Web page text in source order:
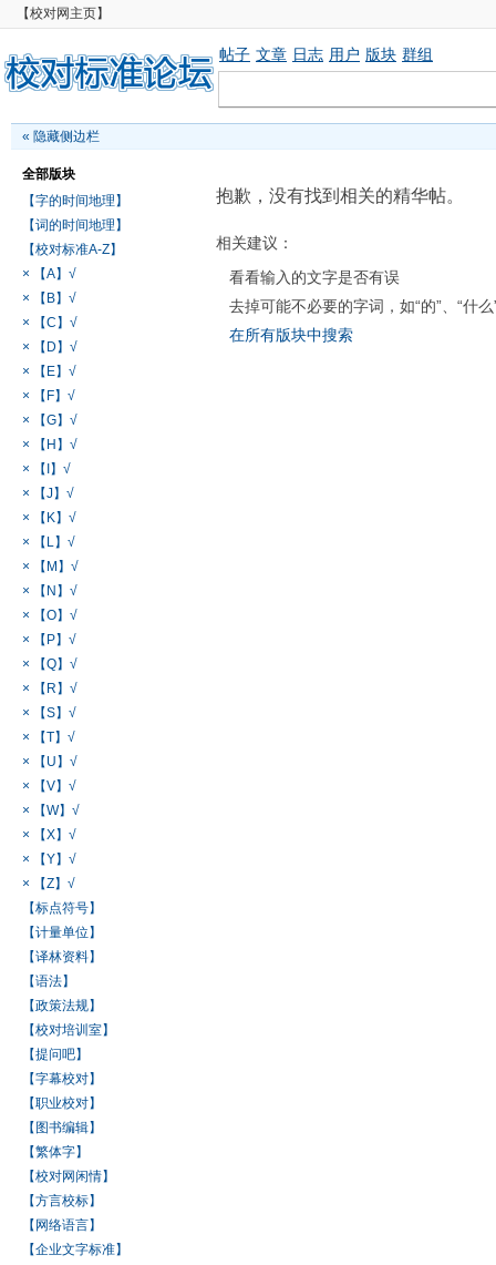
【校对网主页】
帖子 文章 日志 用户 版块 群组
« 隐藏侧边栏
全部版块
【字的时间地理】
【词的时间地理】
【校对标准A-Z】
× 【A】√
× 【B】√
× 【C】√
× 【D】√
× 【E】√
× 【F】√
× 【G】√
× 【H】√
× 【I】√
× 【J】√
× 【K】√
× 【L】√
× 【M】√
× 【N】√
× 【O】√
× 【P】√
× 【Q】√
× 【R】√
× 【S】√
× 【T】√
× 【U】√
× 【V】√
× 【W】√
× 【X】√
× 【Y】√
× 【Z】√
【标点符号】
【计量单位】
【译林资料】
【语法】
【政策法规】
【校对培训室】
【提问吧】
【字幕校对】
【职业校对】
【图书编辑】
【繁体字】
【校对网闲情】
【方言校标】
【网络语言】
【企业文字标准】
抱歉，没有找到相关的精华帖。
相关建议：
看看输入的文字是否有误
去掉可能不必要的字词，如“的”、“什么
在所有版块中搜索